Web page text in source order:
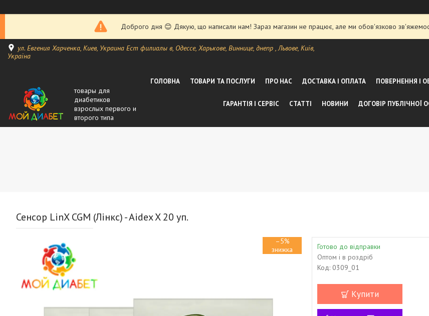
Доброго дня 😊 Дякую, що написали нам! Зараз магазин не працює, але ми обов'язково
ул. Евгения Харченка, Киев, Украина Ест филиалы в, Одессе, Харькове, Виннице, днепр , Львове, Київ,
Україна
товары для
диабетиков
взрослых первого и
второго типа
ГОЛОВНА ТОВАРИ ТА ПОСЛУГИ ПРО НАС ДОСТАВКА І ОПЛАТА ПОВЕРНЕННЯ І
ГАРАНТІЯ І СЕРВІС СТАТТІ НОВИНИ ДОГОВІР ПУБЛІЧНОЇ
Сенсор LinX CGM (Лінкс) - Aidex X 20 уп.
–5%
Готово до відправки
Оптом і в роздріб
Код: 0309_01
Купити